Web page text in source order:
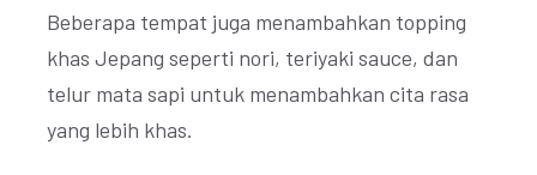
Beberapa tempat juga menambahkan topping
khas Jepang seperti nori, teriyaki sauce, dan
telur mata sapi untuk menambahkan cita rasa
yang lebih khas.